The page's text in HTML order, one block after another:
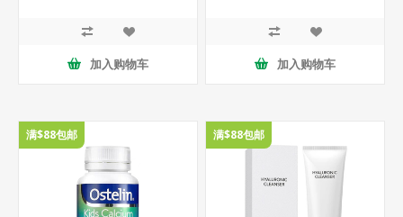
加入购物车 加入购物车
满$88包邮 满$88包邮